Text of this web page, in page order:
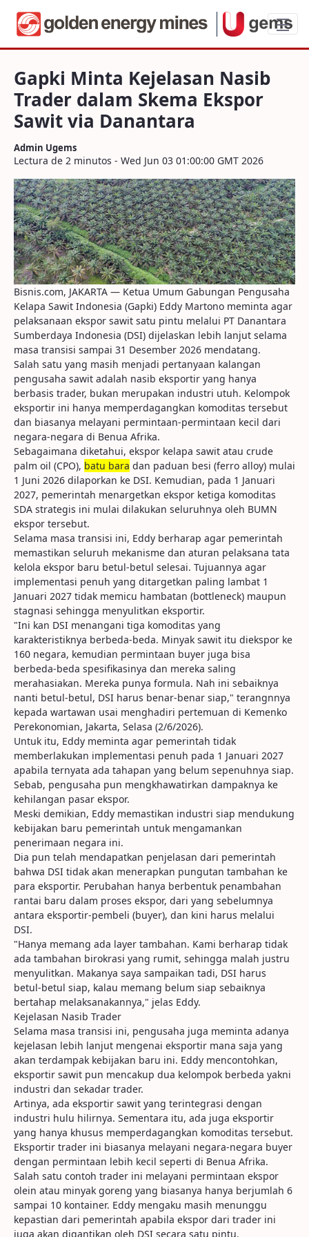
Gapki Minta Kejelasan Nasib Trader
Gapki Minta Kejelasan Nasib
Trader dalam Skema Ekspor
Sawit via Danantara
Admin Ugems
Lectura de 2 minutos - Wed Jun 03 01:00:00 GMT 2026
Bisnis.com, JAKARTA — Ketua Umum Gabungan Pengusaha
Kelapa Sawit Indonesia (Gapki) Eddy Martono meminta agar
pelaksanaan ekspor sawit satu pintu melalui PT Danantara
Sumberdaya Indonesia (DSI) dijelaskan lebih lanjut selama
masa transisi sampai 31 Desember 2026 mendatang.
Salah satu yang masih menjadi pertanyaan kalangan
pengusaha sawit adalah nasib eksportir yang hanya
berbasis trader, bukan merupakan industri utuh. Kelompok
eksportir ini hanya memperdagangkan komoditas tersebut
dan biasanya melayani permintaan-permintaan kecil dari
negara-negara di Benua Afrika.
Sebagaimana diketahui, ekspor kelapa sawit atau crude
palm oil (CPO), batu bara dan paduan besi (ferro alloy) mulai
1 Juni 2026 dilaporkan ke DSI. Kemudian, pada 1 Januari
2027, pemerintah menargetkan ekspor ketiga komoditas
SDA strategis ini mulai dilakukan seluruhnya oleh BUMN
ekspor tersebut.
Selama masa transisi ini, Eddy berharap agar pemerintah
memastikan seluruh mekanisme dan aturan pelaksana tata
kelola ekspor baru betul-betul selesai. Tujuannya agar
implementasi penuh yang ditargetkan paling lambat 1
Januari 2027 tidak memicu hambatan (bottleneck) maupun
stagnasi sehingga menyulitkan eksportir.
"Ini kan DSI menangani tiga komoditas yang
karakteristiknya berbeda-beda. Minyak sawit itu diekspor ke
160 negara, kemudian permintaan buyer juga bisa
berbeda-beda spesifikasinya dan mereka saling
merahasiakan. Mereka punya formula. Nah ini sebaiknya
nanti betul-betul, DSI harus benar-benar siap," terangnnya
kepada wartawan usai menghadiri pertemuan di Kemenko
Perekonomian, Jakarta, Selasa (2/6/2026).
Untuk itu, Eddy meminta agar pemerintah tidak
memberlakukan implementasi penuh pada 1 Januari 2027
apabila ternyata ada tahapan yang belum sepenuhnya siap.
Sebab, pengusaha pun mengkhawatirkan dampaknya ke
kehilangan pasar ekspor.
Meski demikian, Eddy memastikan industri siap mendukung
kebijakan baru pemerintah untuk mengamankan
penerimaan negara ini.
Dia pun telah mendapatkan penjelasan dari pemerintah
bahwa DSI tidak akan menerapkan pungutan tambahan ke
para eksportir. Perubahan hanya berbentuk penambahan
rantai baru dalam proses ekspor, dari yang sebelumnya
antara eksportir-pembeli (buyer), dan kini harus melalui
DSI.
"Hanya memang ada layer tambahan. Kami berharap tidak
ada tambahan birokrasi yang rumit, sehingga malah justru
menyulitkan. Makanya saya sampaikan tadi, DSI harus
betul-betul siap, kalau memang belum siap sebaiknya
bertahap melaksanakannya," jelas Eddy.
Kejelasan Nasib Trader
Selama masa transisi ini, pengusaha juga meminta adanya
kejelasan lebih lanjut mengenai eksportir mana saja yang
akan terdampak kebijakan baru ini. Eddy mencontohkan,
eksportir sawit pun mencakup dua kelompok berbeda yakni
industri dan sekadar trader.
Artinya, ada eksportir sawit yang terintegrasi dengan
industri hulu hilirnya. Sementara itu, ada juga eksportir
yang hanya khusus memperdagangkan komoditas tersebut.
Eksportir trader ini biasanya melayani negara-negara buyer
dengan permintaan lebih kecil seperti di Benua Afrika.
Salah satu contoh trader ini melayani permintaan ekspor
olein atau minyak goreng yang biasanya hanya berjumlah 6
sampai 10 kontainer. Eddy mengaku masih menunggu
kepastian dari pemerintah apabila ekspor dari trader ini
juga akan digantikan oleh DSI secara satu pintu.